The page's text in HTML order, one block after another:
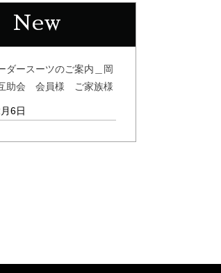
New
ダースーツのご案内＿岡
助会 会員様 ご家族様
6日